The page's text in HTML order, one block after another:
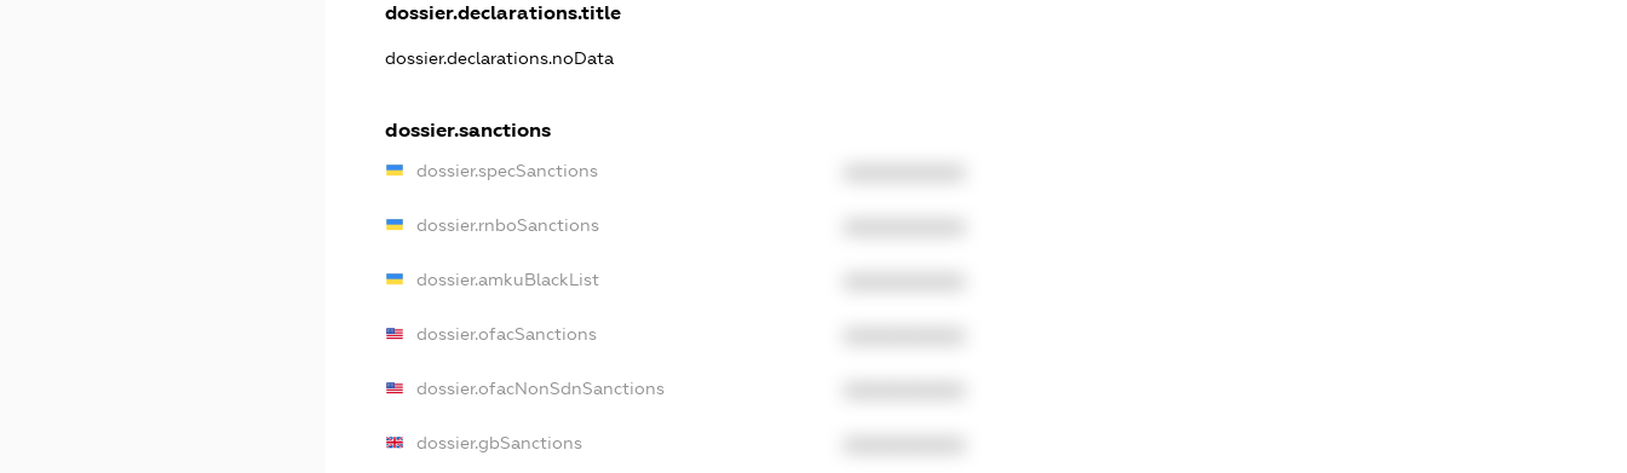
dossier.declarations.title
dossier.declarations.noData
dossier.sanctions
dossier.specSanctions
dossier.rnboSanctions
dossier.amkuBlackList
dossier.ofacSanctions
dossier.ofacNonSdnSanctions
dossier.gbSanctions